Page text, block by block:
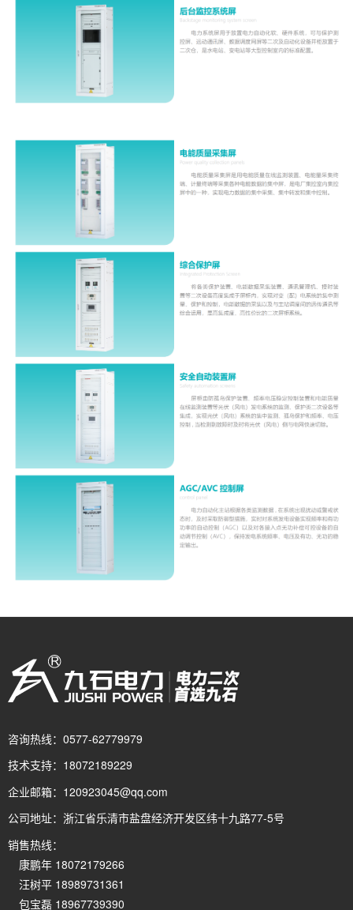
咨询热线： 0577-62779979
技术支持： 18072189229
企业邮箱： 120923045@qq.com
公司地址： 浙江省乐清市盐盘经济开发区纬十九路77-5号
销售热线：
康鹏年 18072179266
汪树平 18989731361
包宝磊 18967739390